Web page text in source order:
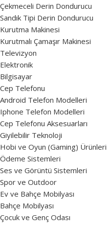
Çekmeceli Derin Dondurucu
Sandık Tipi Derin Dondurucu
Kurutma Makinesi
Kurutmalı Çamaşır Makinesi
Televizyon
Elektronik
Bilgisayar
Cep Telefonu
Android Telefon Modelleri
Iphone Telefon Modelleri
Cep Telefonu Aksesuarları
Giyilebilir Teknoloji
Hobi ve Oyun (Gaming) Ürünleri
Ödeme Sistemleri
Ses ve Görüntü Sistemleri
Spor ve Outdoor
Ev ve Bahçe Mobilyası
Bahçe Mobilyası
Çocuk ve Genç Odası